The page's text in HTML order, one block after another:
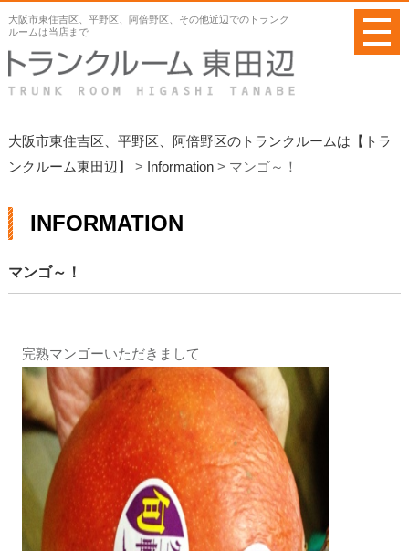
大阪市東住吉区、平野区、阿倍野区、その他近辺でのトランク
ルームは当店まで
大阪市東住吉区、平野区、阿倍野区のトランクルームは【トラ
ンクルーム東田辺】
> Information> マンゴ～！
メ
ニ
ュ
ー
INFORMATION
マンゴ～！
完熟マンゴーいただきまして